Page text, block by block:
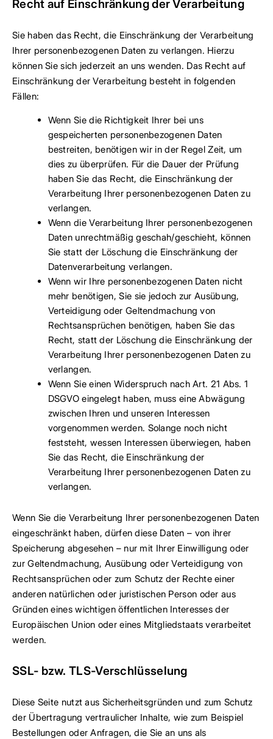
Recht auf Einschränkung der Verarbeitung
Sie haben das Recht, die Einschränkung der Verarbeitung
Ihrer personenbezogenen Daten zu verlangen. Hierzu
können Sie sich jederzeit an uns wenden. Das Recht auf
Einschränkung der Verarbeitung besteht in folgenden
Fällen:
Wenn Sie die Richtigkeit Ihrer bei uns
gespeicherten personenbezogenen Daten
bestreiten, benötigen wir in der Regel Zeit, um
dies zu überprüfen. Für die Dauer der Prüfung
haben Sie das Recht, die Einschränkung der
Verarbeitung Ihrer personenbezogenen Daten zu
verlangen.
Wenn die Verarbeitung Ihrer personenbezogenen
Daten unrechtmäßig geschah/geschieht, können
Sie statt der Löschung die Einschränkung der
Datenverarbeitung verlangen.
Wenn wir Ihre personenbezogenen Daten nicht
mehr benötigen, Sie sie jedoch zur Ausübung,
Verteidigung oder Geltendmachung von
Rechtsansprüchen benötigen, haben Sie das
Recht, statt der Löschung die Einschränkung der
Verarbeitung Ihrer personenbezogenen Daten zu
verlangen.
Wenn Sie einen Widerspruch nach Art. 21 Abs. 1
DSGVO eingelegt haben, muss eine Abwägung
zwischen Ihren und unseren Interessen
vorgenommen werden. Solange noch nicht
feststeht, wessen Interessen überwiegen, haben
Sie das Recht, die Einschränkung der
Verarbeitung Ihrer personenbezogenen Daten zu
verlangen.
Wenn Sie die Verarbeitung Ihrer personenbezogenen Daten
eingeschränkt haben, dürfen diese Daten – von ihrer
Speicherung abgesehen – nur mit Ihrer Einwilligung oder
zur Geltendmachung, Ausübung oder Verteidigung von
Rechtsansprüchen oder zum Schutz der Rechte einer
anderen natürlichen oder juristischen Person oder aus
Gründen eines wichtigen öffentlichen Interesses der
Europäischen Union oder eines Mitgliedstaats verarbeitet
werden.
SSL- bzw. TLS-Verschlüsselung
Diese Seite nutzt aus Sicherheitsgründen und zum Schutz
der Übertragung vertraulicher Inhalte, wie zum Beispiel
Bestellungen oder Anfragen, die Sie an uns als